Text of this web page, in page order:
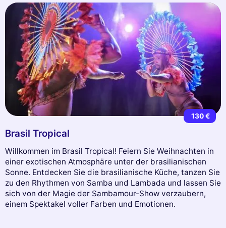
130 €
Brasil Tropical
Willkommen im Brasil Tropical! Feiern Sie Weihnachten in
einer exotischen Atmosphäre unter der brasilianischen
Sonne. Entdecken Sie die brasilianische Küche, tanzen Sie
zu den Rhythmen von Samba und Lambada und lassen Sie
sich von der Magie der Sambamour-Show verzaubern,
einem Spektakel voller Farben und Emotionen.